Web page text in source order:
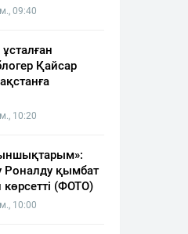
09:40
Қайсар
10:20
Роналду қымбат
көрсетті (ФОТО)
10:00